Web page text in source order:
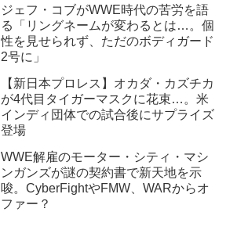
ジェフ・コブがWWE時代の苦労を語
る「リングネームが変わるとは…。個
性を見せられず、ただのボディガード
2号に」
【新日本プロレス】オカダ・カズチカ
が4代目タイガーマスクに花束…。米
インディ団体での試合後にサプライズ
登場
WWE解雇のモーター・シティ・マシ
ンガンズが謎の契約書で新天地を示
唆。CyberFightやFMW、WARからオ
ファー？